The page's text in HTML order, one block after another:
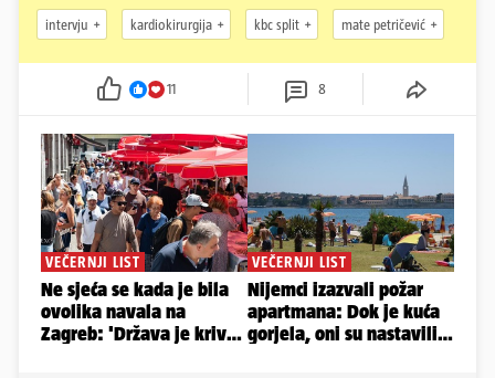
intervju kardiokirurgija kbc split mate petričević
11 8